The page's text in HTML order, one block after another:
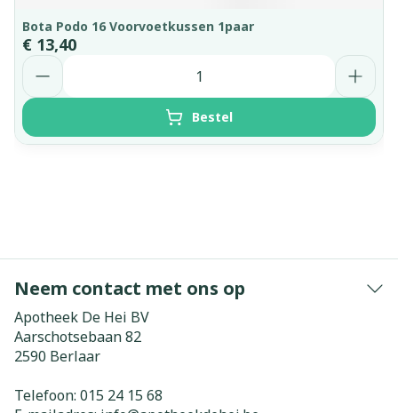
Bota Podo 16 Voorvoetkussen 1paar
€ 13,40
Aantal
Bestel
Neem contact met ons op
Apotheek De Hei BV
Aarschotsebaan 82
2590 Berlaar
Telefoon: 015 24 15 68